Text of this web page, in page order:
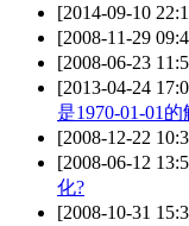
[2014-09-10
[2008-11-29
[2008-06-23
[2013-04-24
是1970-01-01
[2008-12-22
[2008-06-12
化?
[2008-10-31